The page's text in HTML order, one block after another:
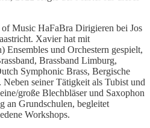
Music HaFaBra Dirigieren bei Jos
Xavier hat mit
Ensembles und Orchestern gespielt,
Brassband Limburg,
Symphonic Brass, Bergische
seiner Tätigkeit als Tubist und
große Blechbläser und Saxophon
an Grundschulen, begleitet
Workshops.